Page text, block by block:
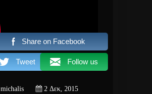
Share on Facebook
Tweet Follow us
michalis
2 Δεκ, 2015